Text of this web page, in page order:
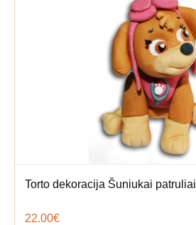
Torto dekoracija Šuniukai patruliai
22.00€